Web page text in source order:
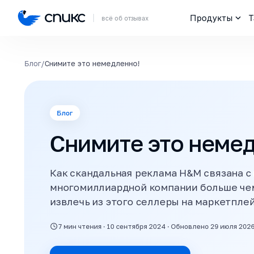
всё об отзывах Продукты
Блог/Снимите это немедленно!
Блог
Снимите это
Как скандальная реклама H&M связана
многомиллиардной компании больше
извлечь из этого селлеры на
7 мин чтения · 10 сентября 2024 · Обновлено 29 июля 2026